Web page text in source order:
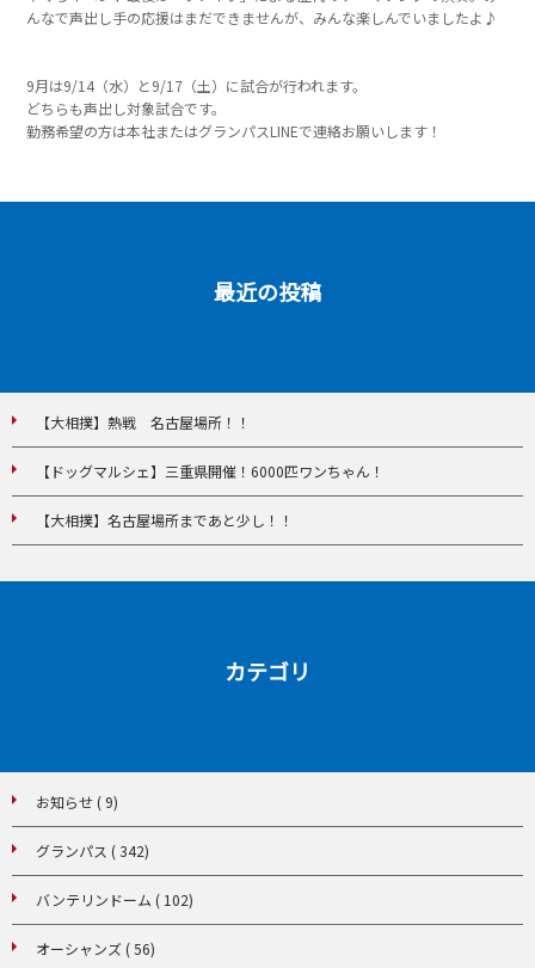
んなで声出し手の応援はまだできませんが、みんな楽しんでいましたよ♪
9月は9/14（水）と9/17（土）に試合が行われます。
どちらも声出し対象試合です。
勤務希望の方は本社またはグランパスLINEで連絡お願いします！
最近の投稿
【大相撲】熱戦 名古屋場所！！
【ドッグマルシェ】三重県開催！6000匹ワンちゃん！
【大相撲】名古屋場所まであと少し！！
カテゴリ
お知らせ ( 9)
グランパス ( 342)
バンテリンドーム ( 102)
オーシャンズ ( 56)